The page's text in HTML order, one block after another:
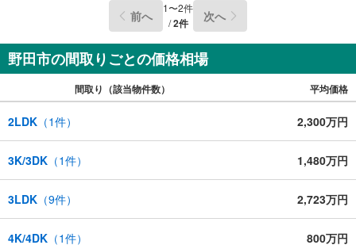
前へ 1〜2件
/2件 次へ
野田市の間取りごとの価格相場
間取り（該当物件数） 平均価格
2LDK （1件） 2,300万円
3K/3DK （1件） 1,480万円
3LDK （9件） 2,723万円
4K/4DK （1件） 800万円